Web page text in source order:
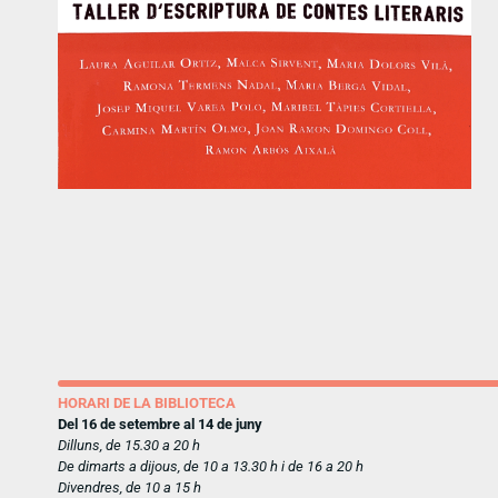
HORARI DE LA BIBLIOTECA
Del 16 de setembre al 14 de juny
Dilluns, de 15.30 a 20 h
De dimarts a dijous, de 10 a 13.30 h i de 16 a 20 h
Divendres, de 10 a 15 h